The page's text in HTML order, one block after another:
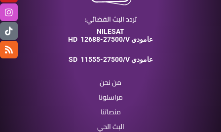
تردد البث الفضائي:
NILESAT
HD
12688-27500/V عامودي
SD 11555-27500/V عامودي
من نحن
مراسلونا
منصاتنا
البث الحي